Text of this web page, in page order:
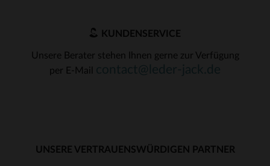
KUNDENSERVICE
Unsere Berater stehen Ihnen gerne zur Verfügung
per E-Mail
UNSERE VERTRAUENSWÜRDIGEN PARTNER